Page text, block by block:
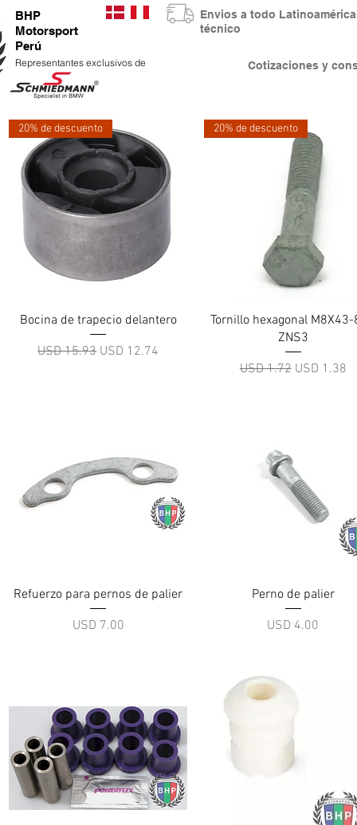
BHP
Motorsport
Perú
Representantes exclusivos de Cotizaciones y
Envios a todo
técnico
Vista rápida
20% de descuento
Bocina de trapecio delantero
Precio
USD 15.93 Precio de oferta
USD 12.74
Vista rápida
20% de descuento
Tornillo hexagonal
ZNS3
Precio
USD 1.72 Precio de
USD 1.38
Vista rápida
Refuerzo para pernos de palier
Precio
USD 7.00
Vista rápida
Perno de palier
Precio
USD 4.00